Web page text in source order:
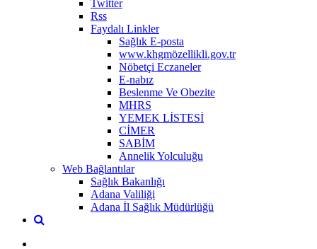
Twitter
Rss
Faydalı Linkler
Sağlık E-posta
www.khgmözellikli.gov.tr
Nöbetçi Eczaneler
E-nabız
Beslenme Ve Obezite
MHRS
YEMEK LİSTESİ
CİMER
SABİM
Annelik Yolculuğu
Web Bağlantılar
Sağlık Bakanlığı
Adana Valiliği
Adana İl Sağlık Müdürlüğü